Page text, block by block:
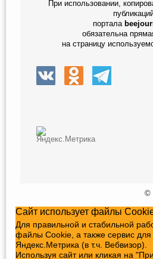
При использовании,
портала
обязательна
на страницу
©
Сайт использует файлы
Для правильной и стабильной
файлы Cookie, а также сервис для
Яндекс.Метрика (в т.ч. Вебвизор).
Используя сайт или кликая на